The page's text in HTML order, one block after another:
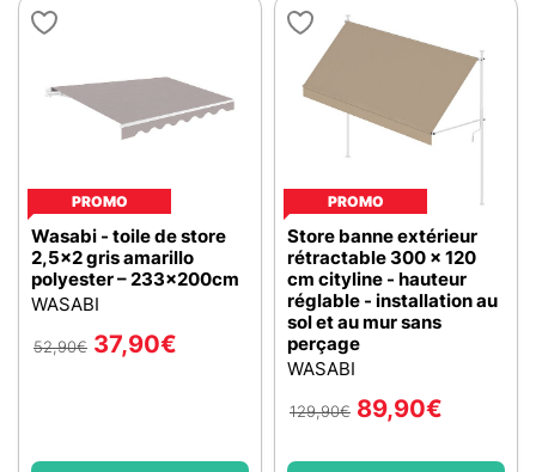
PROMO
Wasabi - toile de store
2,5x2 gris amarillo
polyester – 233x200cm
WASABI
52,90€ 37,90€
PROMO
Store banne extérieur
rétractable 300 x 120
cm cityline - hauteur
réglable - installation au
sol et au mur sans
perçage
WASABI
129,90€ 89,90€